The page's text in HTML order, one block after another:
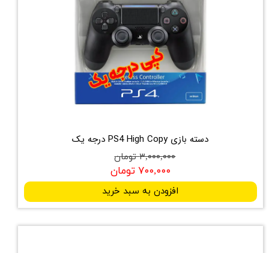
دسته بازی PS4 High Copy درجه یک
۳,۰۰۰,۰۰۰ تومان
۷۰۰,۰۰۰ تومان
افزودن به سبد خرید